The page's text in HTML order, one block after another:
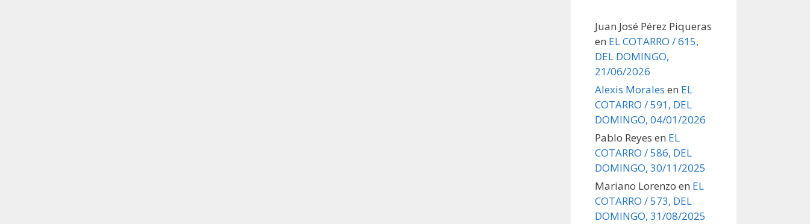
Juan José Pérez Piqueras
en EL COTARRO / 615,
DEL DOMINGO,
21/06/2026
Alexis Morales en EL
COTARRO / 591, DEL
DOMINGO, 04/01/2026
Pablo Reyes en EL
COTARRO / 586, DEL
DOMINGO, 30/11/2025
Mariano Lorenzo en EL
COTARRO / 573, DEL
DOMINGO, 31/08/2025